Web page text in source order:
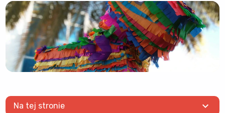
Na tej stronie expand_more